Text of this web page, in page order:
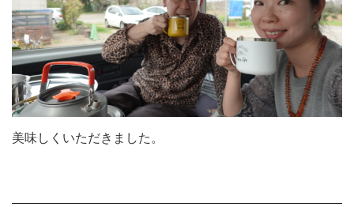
美味しくいただきました。